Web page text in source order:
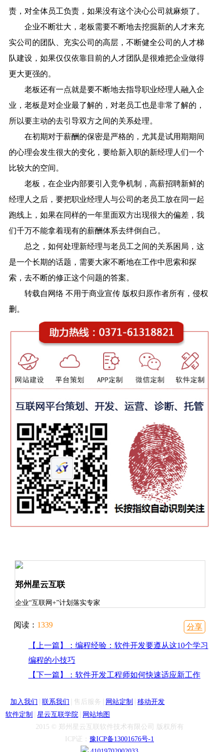
责，对全体员工负责，如果没有这个决心公司就麻烦了。
企业不断壮大，老板需要不断地去挖掘新的人才来充
实公司的团队、充实公司的高层，不断健全公司的人才梯
队建设，如果仅仅依靠目前的人才团队是很难把企业做得
更大更强的。
老板还有一点就是要不断地去指导职业经理人融入企
业，老板是对企业最了解的，对老员工也是非常了解的，
所以要主动的去引导双方之间的关系处理。
在初期对于薪酬的保密是严格的，尤其是试用期期间
的心理会发生很大的变化，要给新入职的新经理人们一个
比较大的空间。
老板，在企业内部要引入竞争机制，高薪招聘新鲜的
经理人之后，要把职业经理人与公司的老员工放在同一起
跑线上，如果在同样的一年里面双方出现很大的偏差，我
们千万不能拿着现有的薪酬体系去绊倒自己。
总之，如何处理新经理与老员工之间的关系困局，这
是一个长期的话题，需要大家不断地在工作中思索和探
索，去不断的修正这个问题的答案。
转载自网络 不用于商业宣传 版权归原作者所有，侵权
删。
郑州星云互联
企业“互联网+”计划落实专家
阅读： 1339 分享
【上一篇】：编程经验：软件开发要遵从这10个学习
编程的小技巧
【下一篇】：软件开发工程师如何快速适应新工作
加入我们 | 联系我们 | 售后服务 | 网站定制 | 移动开发
软件定制 | 星云互联学院 | 网站地图
2015 © 郑州星云互联软件技术有限公司 版权所有
ICP证： 豫ICP备13001676号-1